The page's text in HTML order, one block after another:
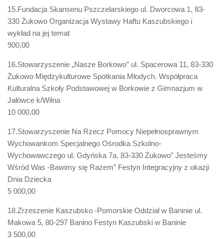
15.Fundacja Skansenu Pszczelarskiego ul. Dworcowa 1, 83-
330 Żukowo Organizacja Wystawy Haftu Kaszubskiego i
wykład na jej temat
900,00
16.Stowarzyszenie „Nasze Borkowo” ul. Spacerowa 11, 83-330
Żukowo Międzykulturowe Spotkania Młodych. Współpraca
Kulturalna Szkoły Podstawowej w Borkowie z Gimnazjum w
Jałówce k/Wilna
10 000,00
17.Stowarzyszenie Na Rzecz Pomocy Niepełnosprawnym
Wychowankom Specjalnego Ośrodka Szkolno-
Wychowawczego ul. Gdyńska 7a, 83-330 Żukowo” Jesteśmy
Wśród Was -Bawimy się Razem” Festyn Integracyjny z okazji
Dnia Dziecka
5 000,00
18.Zrzeszenie Kaszubsko -Pomorskie Oddział w Baninie ul.
Makowa 5, 80-297 Banino Festyn Kaszubski w Baninie
3 500,00